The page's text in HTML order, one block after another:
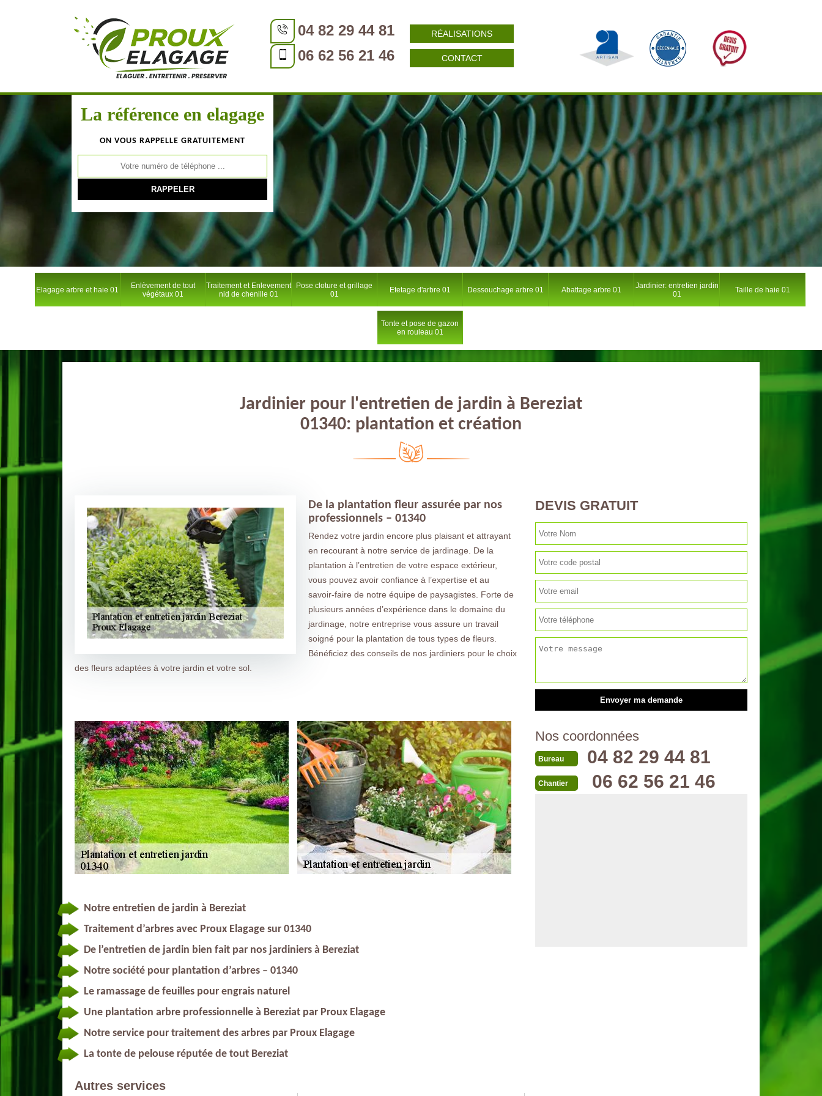
04 82 29 44 81
06 62 56 21 46
RÉALISATIONS
CONTACT
La référence en elagage
ON VOUS RAPPELLE GRATUITEMENT
Elagage arbre et haie 01
Enlèvement de tout
végétaux 01
Traitement et Enlevement
nid de chenille 01
Pose cloture et grillage
01
Etetage d'arbre 01 Dessouchage arbre 01 Abattage arbre 01
Jardinier: entretien jardin
01
Taille de haie 01
Tonte et pose de gazon
en rouleau 01
Jardinier pour l'entretien de jardin à Bereziat
01340: plantation et création
De la plantation fleur assurée par nos
professionnels – 01340
Rendez votre jardin encore plus plaisant et attrayant
en recourant à notre service de jardinage. De la
plantation à l’entretien de votre espace extérieur,
vous pouvez avoir confiance à l’expertise et au
savoir-faire de notre équipe de paysagistes. Forte de
plusieurs années d’expérience dans le domaine du
jardinage, notre entreprise vous assure un travail
soigné pour la plantation de tous types de fleurs.
Bénéficiez des conseils de nos jardiniers pour le choix
des fleurs adaptées à votre jardin et votre sol.
Notre entretien de jardin à Bereziat
Traitement d’arbres avec Proux Elagage sur 01340
De l’entretien de jardin bien fait par nos jardiniers à Bereziat
Notre société pour plantation d’arbres – 01340
Le ramassage de feuilles pour engrais naturel
Une plantation arbre professionnelle à Bereziat par Proux Elagage
Notre service pour traitement des arbres par Proux Elagage
La tonte de pelouse réputée de tout Bereziat
DEVIS GRATUIT
Nos coordonnées
Bureau 04 82 29 44 81
Chantier 06 62 56 21 46
Autres services